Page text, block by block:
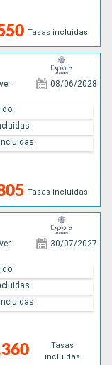
Tasas incluidas
08/06/2028
Tasas incluidas
30/07/2027
Tasas
incluidas